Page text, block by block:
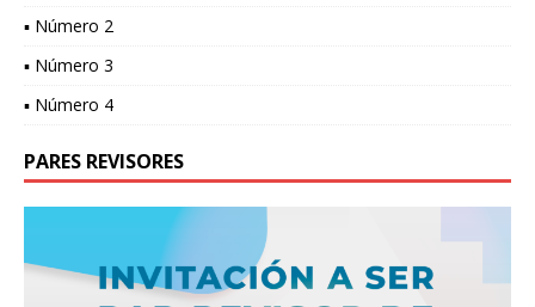
▪ Número 2
▪ Número 3
▪ Número 4
PARES REVISORES